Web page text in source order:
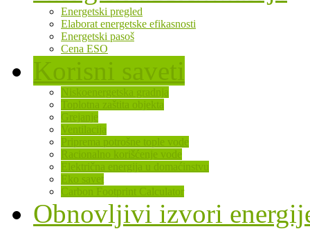
Energetski pregled
Elaborat energetske efikasnosti
Energetski pasoš
Cena ESO
Korisni saveti
Niskoenergetska gradnja
Toplotna zaštita objekta
Grejanje
Ventilacija
Priprema potrošne tople vode
Racionalno korišćenje vode
Električna energija u domaćinstvu
Eko savet
Carbon Footprint Calculator
Obnovljivi izvori